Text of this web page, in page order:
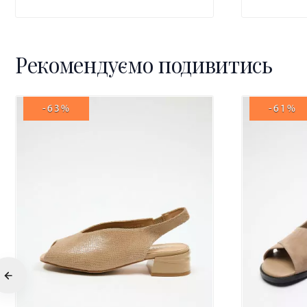
Рекомендуємо подивитись
-63% -61%